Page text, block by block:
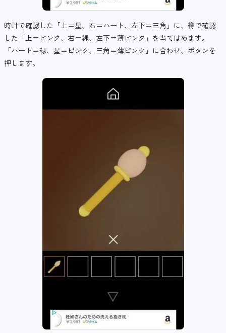
時計で確認した「上＝星、右＝ハート、左下＝三角」に、樽で確認
した「上＝ピンク、右＝緑、左下＝薄ピンク」を当てはめます。
「ハート＝緑、星＝ピンク、三角＝薄ピンク」に合わせ、ボタンを
押します。